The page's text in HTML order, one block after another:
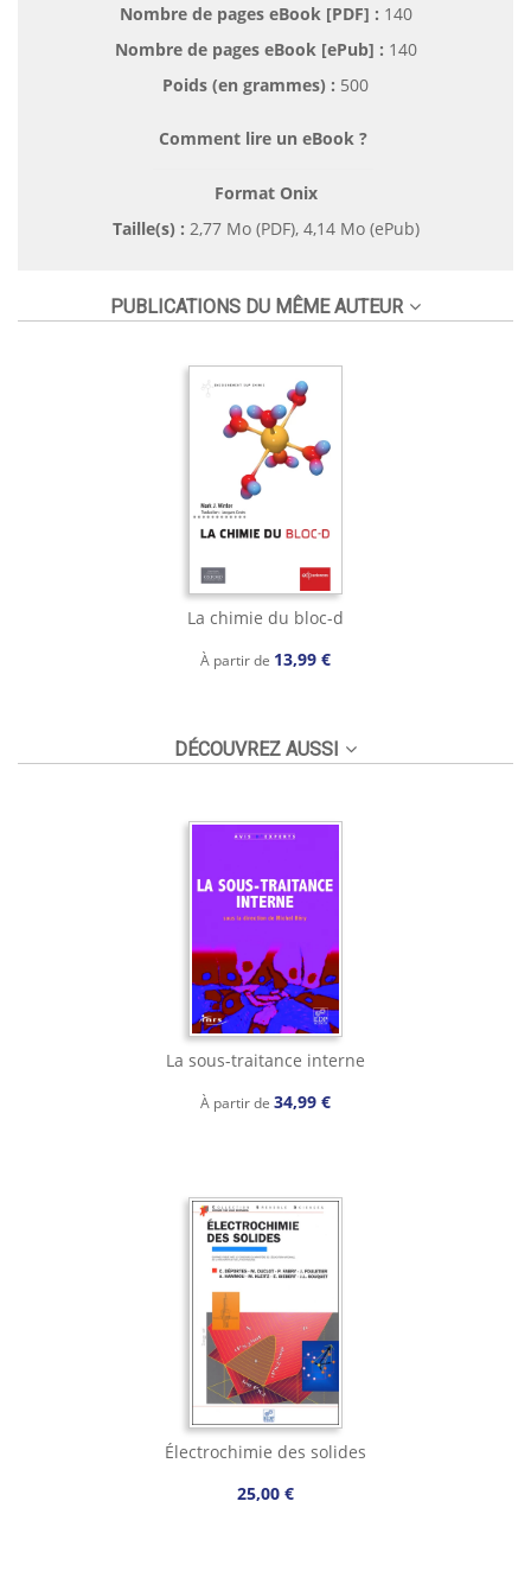
Nombre de pages eBook [PDF] : 140
Nombre de pages eBook [ePub] : 140
Poids (en grammes) : 500
Comment lire un eBook ?
Format Onix
Taille(s) : 2,77 Mo (PDF), 4,14 Mo (ePub)
PUBLICATIONS DU MÊME AUTEUR
La chimie du bloc-d
À partir de 13,99 €
DÉCOUVREZ AUSSI
La sous-traitance interne
À partir de 34,99 €
Électrochimie des solides
25,00 €